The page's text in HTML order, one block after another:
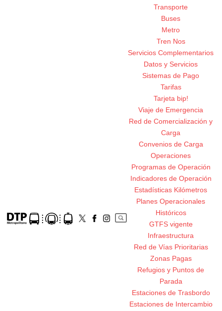
Transporte
Buses
Metro
Tren Nos
Servicios Complementarios
Datos y Servicios
Sistemas de Pago
Tarifas
Tarjeta bip!
Viaje de Emergencia
Red de Comercialización y
Carga
Convenios de Carga
Operaciones
Programas de Operación
Indicadores de Operación
Estadísticas Kilómetros
Planes Operacionales
Históricos
GTFS vigente
Infraestructura
Red de Vías Prioritarias
Zonas Pagas
Refugios y Puntos de
Parada
Estaciones de Trasbordo
Estaciones de Intercambio